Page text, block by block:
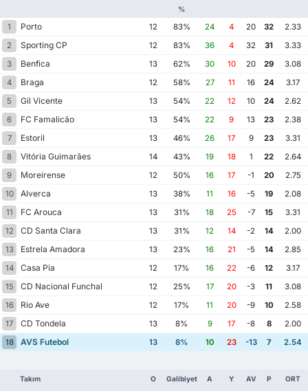
%
1 Porto 12 83% 24 4 20 32
2.33
2
Sporting CP 12 83% 36 4 32 31
3.33
3
Benfica 13 62% 30 10 20 29
3.08
4
Braga 12 58% 27 11 16 24
3.17
5
Gil Vicente 13 54% 22 12 10 24
2.62
6
FC Famalicão 13 54% 22 9 13 23
2.38
7
Estoril 13 46% 26 17 9 23
3.31
8
Vitória Guimarães 14 43% 19 18 1 22
2.64
9
Moreirense 12 50% 16 17 -1 20
2.75
10
Alverca 13 38% 11 16 -5 19
2.08
11
FC Arouca 13 31% 18 25 -7 15
3.31
12
CD Santa Clara 13 31% 12 14 -2 14
2.00
13
Estrela Amadora 13 23% 16 21 -5 14
2.85
14
Casa Pia 12 17% 16 22 -6 12
3.17
15
CD Nacional Funchal 12 25% 17 20 -3 11
3.08
16
Rio Ave 12 17% 11 20 -9 10
2.58
17
CD Tondela 13 8% 9 17 -8 8
2.00
18
AVS Futebol 13 8% 10 23 -13 7 2.54
Takım O Galibiyet A Y AV P ORT